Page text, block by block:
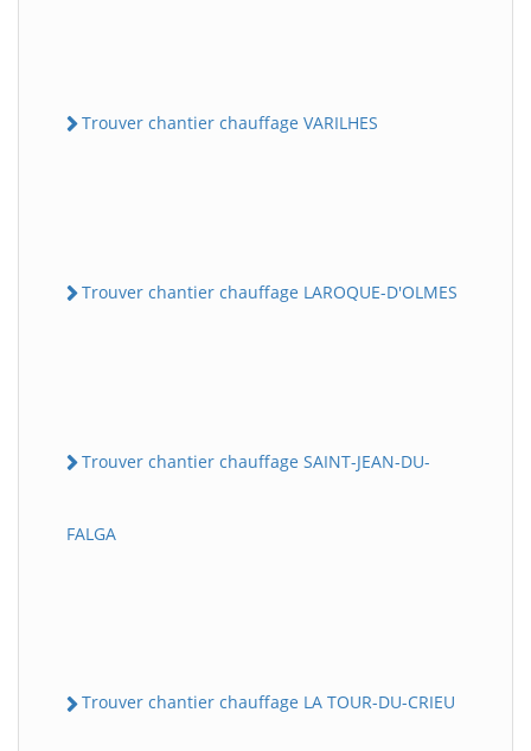
Trouver chantier chauffage VARILHES
Trouver chantier chauffage LAROQUE-D'OLMES
Trouver chantier chauffage SAINT-JEAN-DU-
FALGA
Trouver chantier chauffage LA TOUR-DU-CRIEU